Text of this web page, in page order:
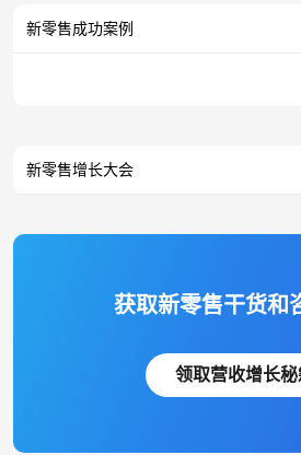
新零售成功案例
新零售增长大会
获取新零售干货和
领取营收增长秘